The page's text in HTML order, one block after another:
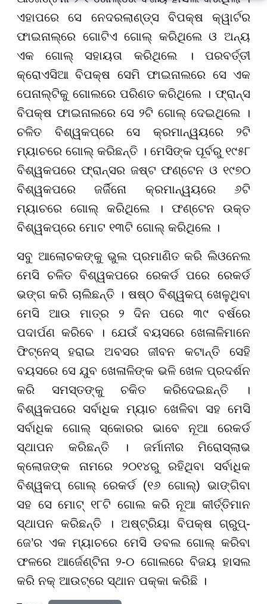
ଏହାପରେ ସେ ନେଦରଲାଣ୍ଡ୍ସ ବିପକ୍ଷ କ୍ୱାର୍ଟର
ଫାଇନାଲ୍ରେ ଗୋଟିଏ ଗୋଲ୍ କରିଥିଲେ ଓ ଅନ୍ୟ
ଏକ ଗୋଲ୍ ସହାୟତା କରିଥିଲେ । ପରବର୍ତ୍ତୀ
କ୍ରୋଏସିଆ ବିପକ୍ଷ ସେମି ଫାଇନାଲରେ ସେ ଏକ
ପେନାଲ୍ଟିକୁ ଗୋଲରେ ପରିଣତ କରିଥିଲେ । ଫ୍ରାନ୍ସ
ବିପକ୍ଷ ଫାଇନାଲରେ ସେ ୨ଟି ଗୋଲ୍ ଦେଇଥିଲେ ।
ଚଳିତ ବିଶ୍ୱକପ୍ରେ ସେ କ୍ରମାନ୍ୱୟରେ ୨ଟି
ମ୍ୟାଚରେ ଗୋଲ୍ କରିଛନ୍ତି । ମେସିଙ୍କ ପୂର୍ବରୁ ୧୯୫୮
ବିଶ୍ୱକପରେ ଫ୍ରାନ୍ସର ଜଷ୍ଟ ଫଣ୍ଟେନ ଓ ୧୯୭୦
ବିଶ୍ୱକପରେ ଜର୍ଜିନୋ କ୍ରମାନ୍ୱୟରେ ୬ଟି
ମ୍ୟାଚରେ ଗୋଲ୍ କରିଥିଲେ । ଫଣ୍ଟେନ ଉକ୍ତ
ବିଶ୍ୱକପ୍ରେ ମୋଟ ୧୩ଟି ଗୋଲ୍ କରିଥିଲେ ।
ସବୁ ଆଲୋଚକଙ୍କୁ ଭୁଲ ପ୍ରମାଣିତ କରି ଲିଓନେଲ
ମେସି ଚଳିତ ବିଶ୍ୱକପରେ ରେକର୍ଡ ପରେ ରେକର୍ଡ
ଭଙ୍ଗ କରି ଚାଲିଛନ୍ତି । ଷଷ୍ଠ ବିଶ୍ୱକପ୍ ଖେଳୁଥିବା
ମେସି ଆଉ ମାତ୍ର ୨ ଦିନ ପରେ ୩୯ ବର୍ଷରେ
ପଦାର୍ପଣ କରିବେ । ଯେଉଁ ବୟସରେ ଖେଳାଳିମାନେ
ଫିଟ୍ନେସ୍ ହରାଇ ଅବସର ଜୀବନ କଟାନ୍ତି ସେହି
ବୟସରେ ସେ ଯୁବ ଖେଳାଳିଙ୍କ ଭଳି ଖେଳ ପ୍ରଦର୍ଶନ
କରି ସମସ୍ତଙ୍କୁ ଚକିତ କରିଦେଇଛନ୍ତି ।
ବିଶ୍ୱକପରେ ସର୍ବାଧିକ ମ୍ୟାଚ ଖେଳିବା ସହ ମେସି
ସର୍ବାଧିକ ଗୋଲ୍ ସ୍କୋରର ଭାବେ ନୂଆ ରେକର୍ଡ
ସ୍ଥାପନ କରିଛନ୍ତି । ଜର୍ମାନୀର ମିରୋସ୍ଲାଭ
କ୍ଲୋଜଙ୍କ ନାମରେ ୨୦୧୪ରୁ ରହିଥିବା ସର୍ବାଧିକ
ବିଶ୍ୱକପ୍ ଗୋଲ୍ ରେକର୍ଡ (୧୬ ଗୋଲ୍) ଭାଙ୍ଗିବା
ସହ ସେ ମୋଟ୍ ୧୮ଟି ଗୋଲ କରି ନୂଆ କୀର୍ତ୍ତିମାନ
ସ୍ଥାପନ କରିଛନ୍ତି । ଅଷ୍ଟ୍ରିୟା ବିପକ୍ଷ ଗ୍ରୁପ୍-
ଜେ’ର ଏକ ମ୍ୟାଚରେ ମେସି ଡବଲ ଗୋଲ୍ କରିବା
ଫଳରେ ଆର୍ଜେଣ୍ଟିନା ୨-୦ ଗୋଲରେ ବିଜୟ ହାସଲ
କରି ନକ୍ ଆଉଟ୍ରେ ସ୍ଥାନ ପକ୍କା କରିଛି ।